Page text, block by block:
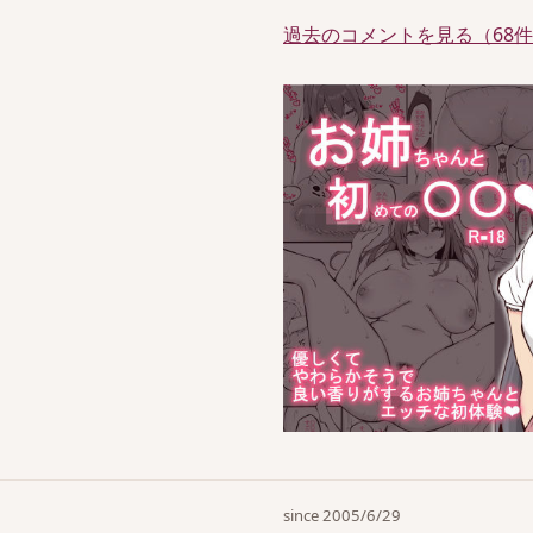
過去のコメントを見る（68
since 2005/6/29